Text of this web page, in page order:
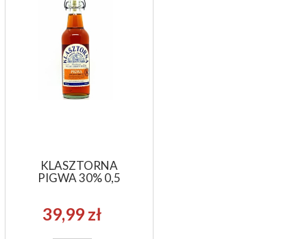
KLASZTORNA
PIGWA 30% 0,5
39,99 zł